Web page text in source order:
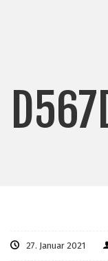
27. Januar 2021